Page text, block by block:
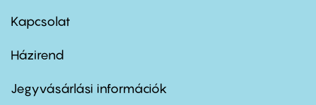
firstKapcsolat
Footer
second
Házirend
Jegyvásárlási információk